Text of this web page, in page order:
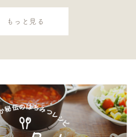
もっと見る